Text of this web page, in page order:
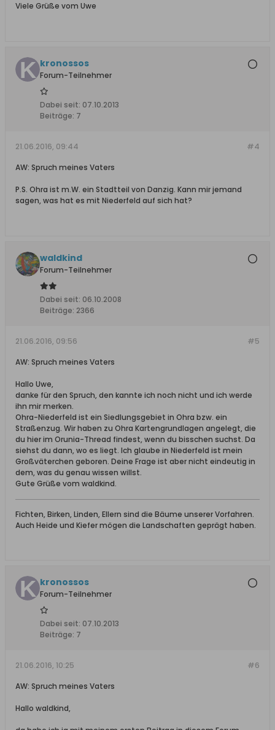
Viele Grüße vom Uwe
kronossos
Forum-Teilnehmer
Dabei seit: 07.10.2013
Beiträge: 7
#4
21.06.2016, 09:44
AW: Spruch meines Vaters
P.S. Ohra ist m.W. ein Stadtteil von Danzig. Kann mir jemand
sagen, was hat es mit Niederfeld auf sich hat?
waldkind
Forum-Teilnehmer
Dabei seit: 06.10.2008
Beiträge: 2366
#5
21.06.2016, 09:56
AW: Spruch meines Vaters
Hallo Uwe,
danke für den Spruch, den kannte ich noch nicht und ich werde
ihn mir merken.
Ohra-Niederfeld ist ein Siedlungsgebiet in Ohra bzw. ein
Straßenzug. Wir haben zu Ohra Kartengrundlagen angelegt, die
du hier im Orunia-Thread findest, wenn du bisschen suchst. Da
siehst du dann, wo es liegt. Ich glaube in Niederfeld ist mein
Großväterchen geboren. Deine Frage ist aber nicht eindeutig in
dem, was du genau wissen willst.
Gute Grüße vom waldkind.
Fichten, Birken, Linden, Ellern sind die Bäume unserer Vorfahren.
Auch Heide und Kiefer mögen die Landschaften geprägt haben.
kronossos
Forum-Teilnehmer
Dabei seit: 07.10.2013
Beiträge: 7
#6
21.06.2016, 10:25
AW: Spruch meines Vaters
Hallo waldkind,